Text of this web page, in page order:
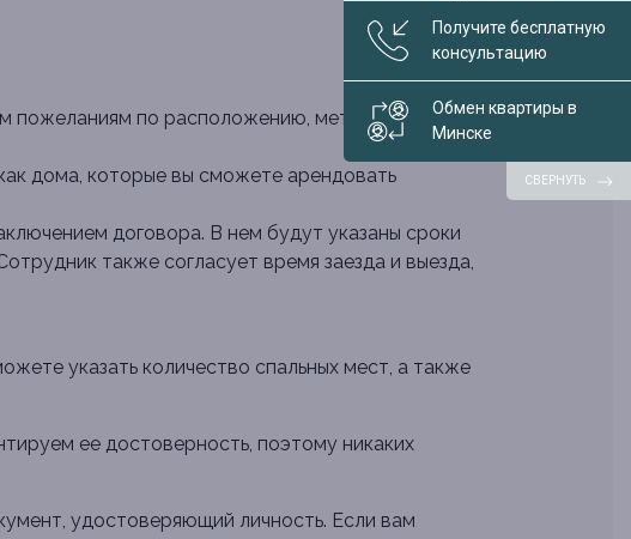
пожеланиям по расположению, метражу,
дома, которые вы сможете арендовать
договора. В нем будут указаны сроки
также согласует время заезда и выезда,
указать количество спальных мест, а также
ее достоверность, поэтому никаких
удостоверяющий личность. Если вам
Получите бесплатную
консультацию
Обмен квартиры в
Минске
СВЕРНУТЬ